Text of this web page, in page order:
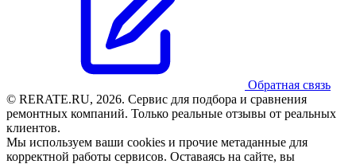
Обратная связь
© RERATE.RU, 2026. Сервис для подбора и сравнения
ремонтных компаний. Только реальные отзывы от реальных
клиентов.
Мы используем ваши cookies и прочие метаданные для
корректной работы сервисов. Оставаясь на сайте, вы